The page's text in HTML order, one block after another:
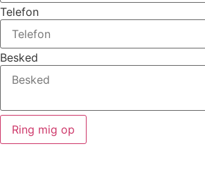
Telefon
Besked
Ring mig op